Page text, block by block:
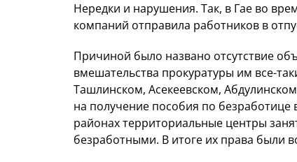
Нередки и нарушения. Так, в Гае во
компаний отправила работников в
Причиной было названо отсутствие
вмешательства прокуратуры им все-
Ташлинском, Асекеевском,
на получение пособия по
районах территориальные центры
безработными. В итоге их права были